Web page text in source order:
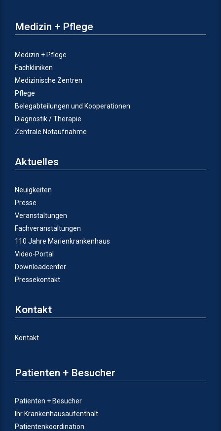
Medizin + Pflege
Medizin + Pflege
Fachkliniken
Medizinische Zentren
Pflege
Belegabteilungen und Kooperationen
Diagnostik / Therapie
Zentrale Notaufnahme
Aktuelles
Neuigkeiten
Presse
Veranstaltungen
Fachveranstaltungen
110 Jahre Marienkrankenhaus
Video-Portal
Downloadcenter
Pressekontakt
Kontakt
Kontakt
Patienten + Besucher
Patienten + Besucher
Ihr Krankenhausaufenthalt
Patientenkoordination